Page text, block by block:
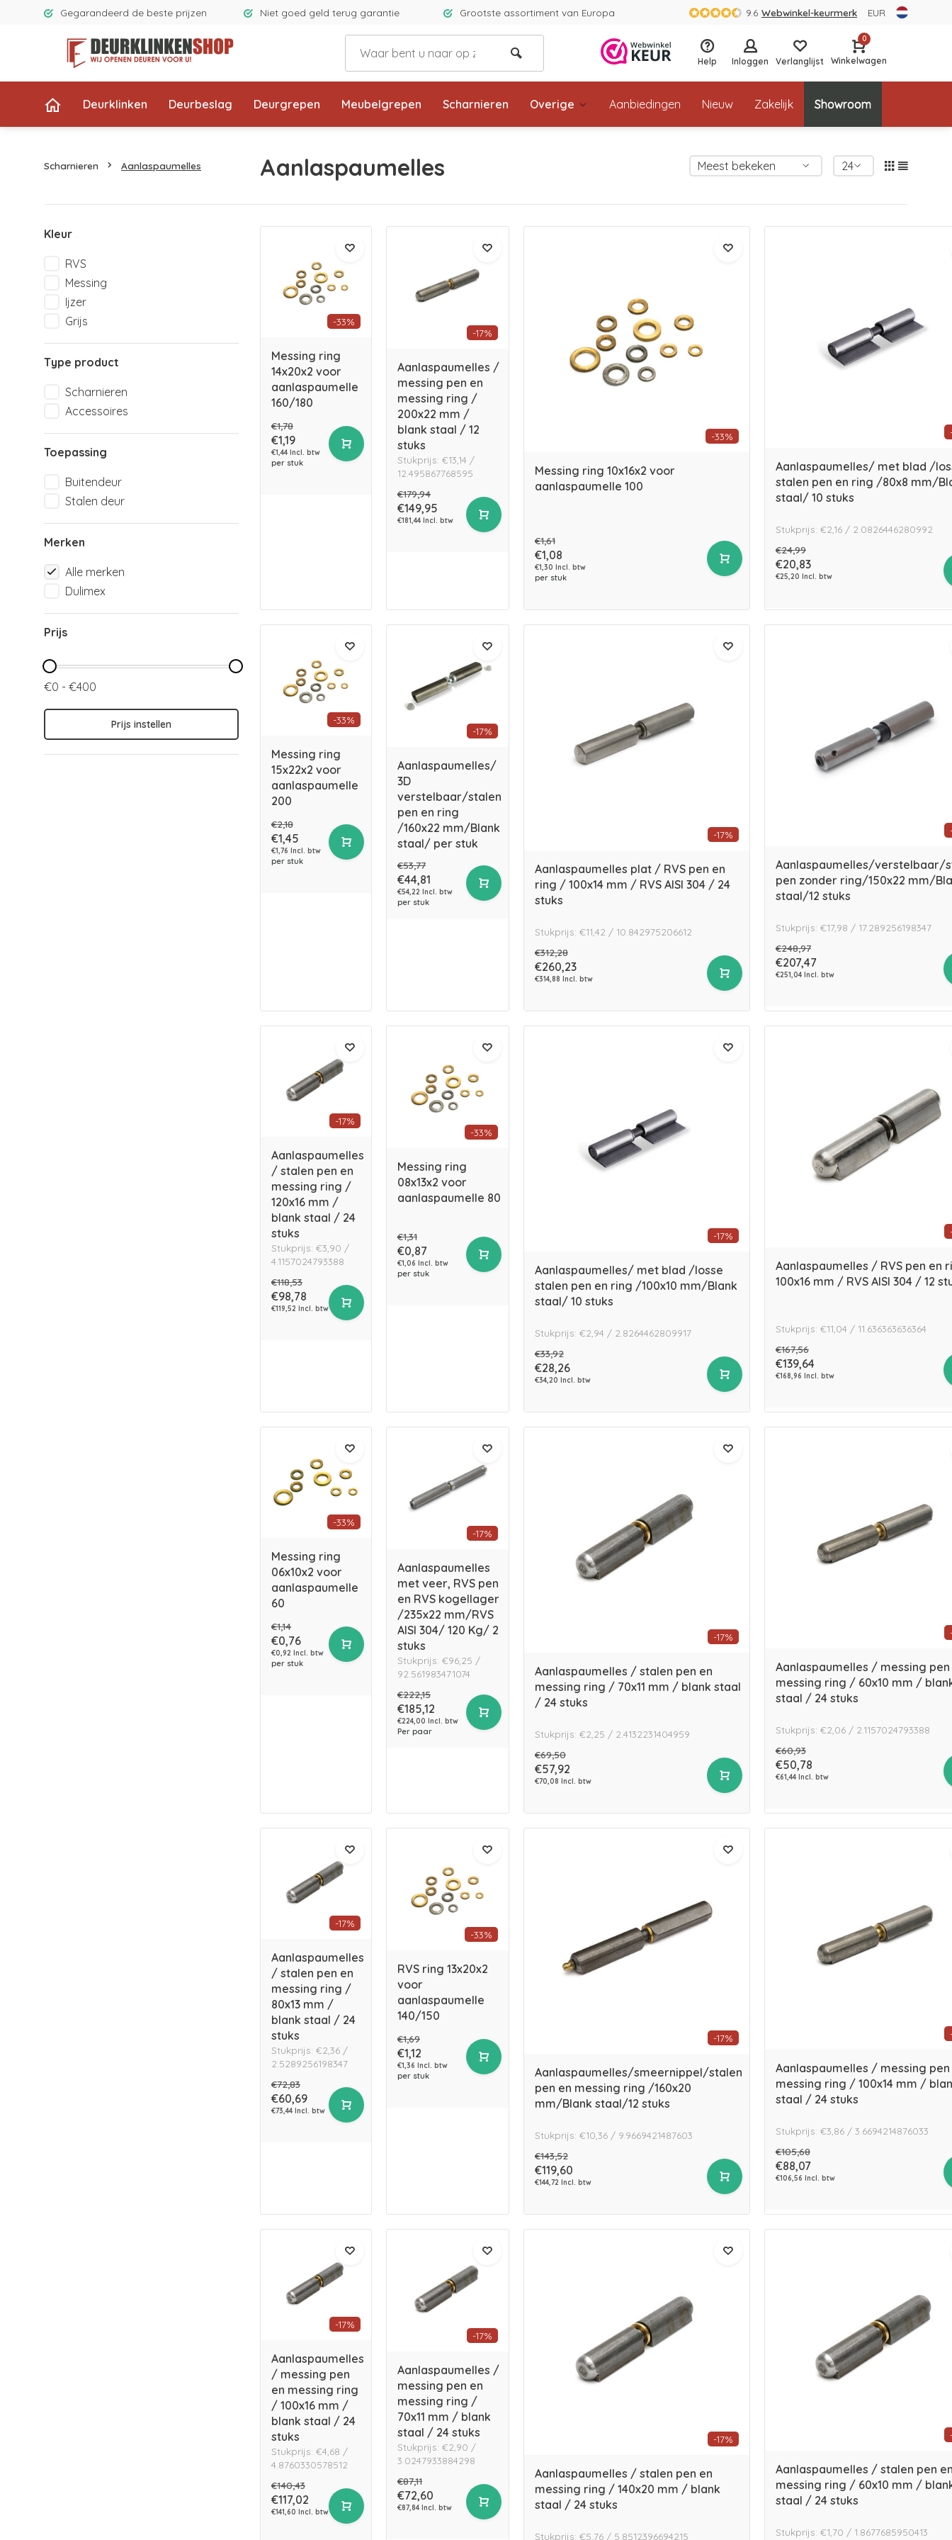
Gegarandeerd de beste prijzen Niet goed geld terug garantie Grootste assortiment van Europa 9.6 Webwinkel-keurmerk EUR
Help Inloggen Verlanglijst
0
Winkelwagen
Deurklinken Deurbeslag Deurgrepen Meubelgrepen Scharnieren Overige Aanbiedingen Nieuw Zakelijk Showroom
Scharnieren Aanlaspaumelles Aanlaspaumelles
Kleur
RVS
Messing
Ijzer
Grijs
Type product
Scharnieren
Accessoires
Toepassing
Buitendeur
Stalen deur
Merken
Alle merken
Dulimex
Prijs
€0 - €400
Prijs instellen
-33%
Messing ring
14x20x2 voor
aanlaspaumelle
160/180
€1,78
€1,19
€1,44 Incl. btw
per stuk
-17%
Aanlaspaumelles /
messing pen en
messing ring /
200x22 mm /
blank staal / 12
stuks
Stukprijs: €13,14 /
12.495867768595
€179,94
€149,95
€181,44 Incl. btw
-33%
Messing ring 10x16x2 voor
aanlaspaumelle 100
€1,61
€1,08
€1,30 Incl. btw
per stuk
Aanlaspaumelles/ met blad /
stalen pen en ring /80x8 mm/
staal/ 10 stuks
Stukprijs: €2,16 / 2.0826446280992
€24,99
€20,83
€25,20 Incl. btw
-33%
Messing ring
15x22x2 voor
aanlaspaumelle
200
€2,18
€1,45
€1,76 Incl. btw
per stuk
-17%
Aanlaspaumelles/
3D
verstelbaar/stalen
pen en ring
/160x22 mm/Blank
staal/ per stuk
€53,77
€44,81
€54,22 Incl. btw
per stuk
-17%
Aanlaspaumelles plat / RVS pen en
ring / 100x14 mm / RVS AISI 304 / 24
stuks
Stukprijs: €11,42 / 10.842975206612
€312,28
€260,23
€314,88 Incl. btw
Aanlaspaumelles/verstelbaar/
pen zonder ring/150x22 mm/
staal/12 stuks
Stukprijs: €17,98 / 17.289256198347
€248,97
€207,47
€251,04 Incl. btw
-17%
Aanlaspaumelles
/ stalen pen en
messing ring /
120x16 mm /
blank staal / 24
stuks
Stukprijs: €3,90 /
4.1157024793388
€118,53
€98,78
€119,52 Incl. btw
-33%
Messing ring
08x13x2 voor
aanlaspaumelle 80
€1,31
€0,87
€1,06 Incl. btw
per stuk
-17%
Aanlaspaumelles/ met blad /losse
stalen pen en ring /100x10 mm/Blank
staal/ 10 stuks
Stukprijs: €2,94 / 2.8264462809917
€33,92
€28,26
€34,20 Incl. btw
Aanlaspaumelles / RVS pen en
100x16 mm / RVS AISI 304 / 12
Stukprijs: €11,04 / 11.636363636364
€167,56
€139,64
€168,96 Incl. btw
-33%
Messing ring
06x10x2 voor
aanlaspaumelle
60
€1,14
€0,76
€0,92 Incl. btw
per stuk
-17%
Aanlaspaumelles
met veer, RVS pen
en RVS kogellager
/235x22 mm/RVS
AISI 304/ 120 Kg/ 2
stuks
Stukprijs: €96,25 /
92.561983471074
€222,15
€185,12
€224,00 Incl. btw
Per paar
-17%
Aanlaspaumelles / stalen pen en
messing ring / 70x11 mm / blank staal
/ 24 stuks
Stukprijs: €2,25 / 2.4132231404959
€69,50
€57,92
€70,08 Incl. btw
Aanlaspaumelles / messing pen
messing ring / 60x10 mm /
staal / 24 stuks
Stukprijs: €2,06 / 2.1157024793388
€60,93
€50,78
€61,44 Incl. btw
-17%
Aanlaspaumelles
/ stalen pen en
messing ring /
80x13 mm /
blank staal / 24
stuks
Stukprijs: €2,36 /
2.5289256198347
€72,83
€60,69
€73,44 Incl. btw
-33%
RVS ring 13x20x2
voor
aanlaspaumelle
140/150
€1,69
€1,12
€1,36 Incl. btw
per stuk
-17%
Aanlaspaumelles/smeernippel/stalen
pen en messing ring /160x20
mm/Blank staal/12 stuks
Stukprijs: €10,36 / 9.9669421487603
€143,52
€119,60
€144,72 Incl. btw
Aanlaspaumelles / messing pen
messing ring / 100x14 mm /
staal / 24 stuks
Stukprijs: €3,86 / 3.6694214876033
€105,68
€88,07
€106,56 Incl. btw
-17%
Aanlaspaumelles
/ messing pen
en messing ring
/ 100x16 mm /
blank staal / 24
stuks
Stukprijs: €4,68 /
4.8760330578512
€140,43
€117,02
€141,60 Incl. btw
-17%
Aanlaspaumelles /
messing pen en
messing ring /
70x11 mm / blank
staal / 24 stuks
Stukprijs: €2,90 /
3.0247933884298
€87,11
€72,60
€87,84 Incl. btw
-17%
Aanlaspaumelles / stalen pen en
messing ring / 140x20 mm / blank
staal / 24 stuks
Stukprijs: €5,76 / 5.8512396694215
Aanlaspaumelles / stalen pen
messing ring / 60x10 mm /
staal / 24 stuks
Stukprijs: €1,70 / 1.8677685950413